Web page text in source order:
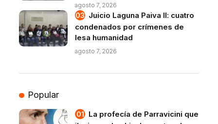
agosto 7, 2026
Juicio Laguna Paiva II: cuatro
condenados por crímenes de
lesa humanidad
agosto 7, 2026
Popular
La profecía de Parravicini que